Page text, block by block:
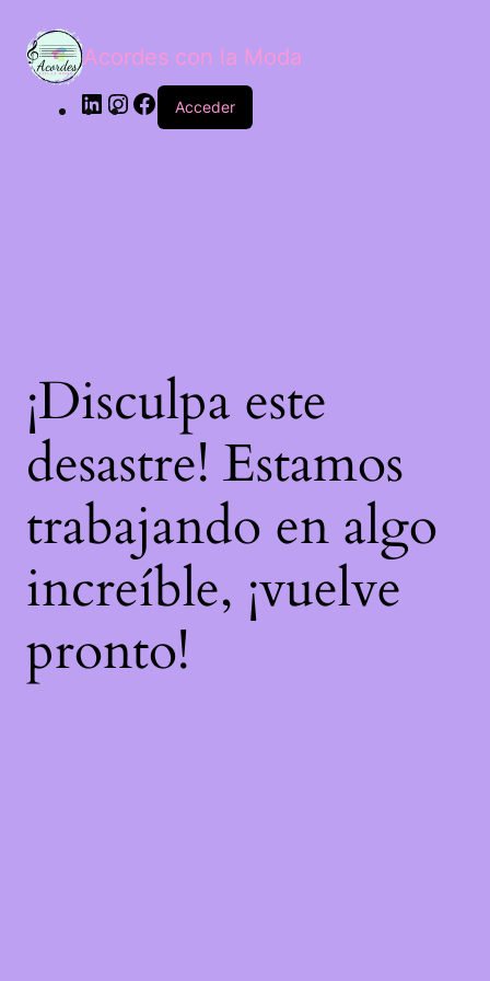
Acordes con la Moda
Acceder
¡Disculpa este
desastre! Estamos
trabajando en algo
increíble, ¡vuelve
pronto!